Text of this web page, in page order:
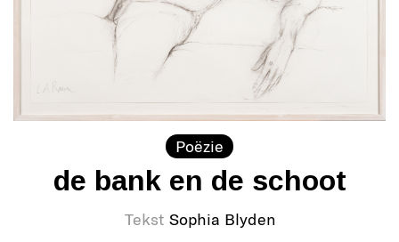
Poëzie
de bank en de schoot
Tekst Sophia Blyden